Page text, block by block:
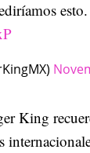
esto.
King